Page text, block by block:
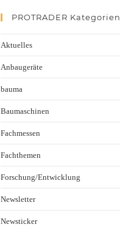
PROTRADER Kategorien
Aktuelles
Anbaugeräte
bauma
Baumaschinen
Fachmessen
Fachthemen
Forschung/Entwicklung
Newsletter
Newsticker